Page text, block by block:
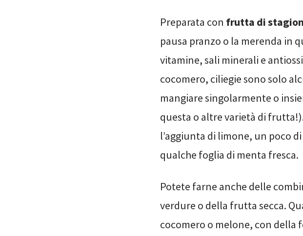
Preparata con frutta di
pausa pranzo o la merenda in
vitamine, sali minerali e
cocomero, ciliegie sono solo
mangiare singolarmente o
questa o altre varietà di
l’aggiunta di limone, un poco
qualche foglia di menta fresca.
Potete farne anche delle
verdure o della frutta secca.
cocomero o melone, con